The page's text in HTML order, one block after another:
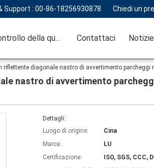
Support : 00-86-18256930878 Chiedi un
Controllo della qualità Contattaci Notizie
diagonale nastro di avvertimento parcheggi
nastro di avvertimento
Dettagli:
Luogo di origine:
Cina
Marca:
LU
Certificazione:
ISO, SGS, CCC,